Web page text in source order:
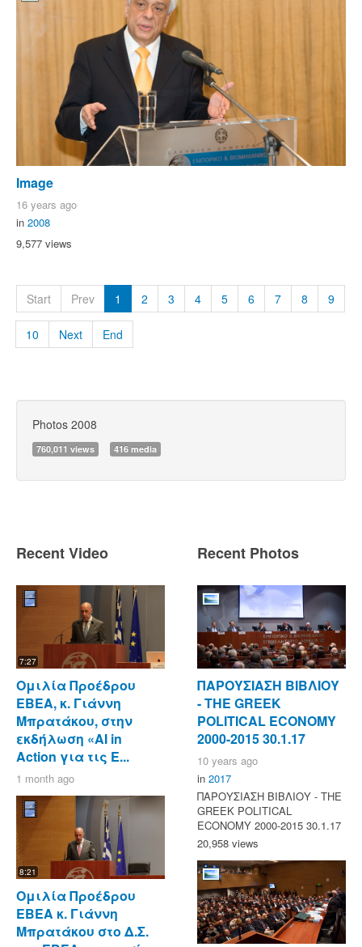
Image
16 years ago
in 2008
9,577 views
Start Prev 1 2 3 4 5 6 7 8 9
10 Next End
Photos 2008
760,011 views 416 media
Recent Video
7:27
Ομιλία Προέδρου
ΕΒΕΑ, κ. Γιάννη
Μπρατάκου, στην
εκδήλωση «AI in
Action για τις Ε...
1 month ago
8:21
Ομιλία Προέδρου
ΕΒΕΑ κ. Γιάννη
Μπρατάκου στο Δ.Σ.
Recent Photos
ΠΑΡΟΥΣΙΑΣΗ ΒΙΒΛΙΟΥ
- ΤΗΕ GREEK
POLITICAL ECONOMY
2000-2015 30.1.17
10 years ago
in 2017
ΠΑΡΟΥΣΙΑΣΗ ΒΙΒΛΙΟΥ - ΤΗΕ
GREEK POLITICAL
ECONOMY 2000-2015 30.1.17
20,958 views